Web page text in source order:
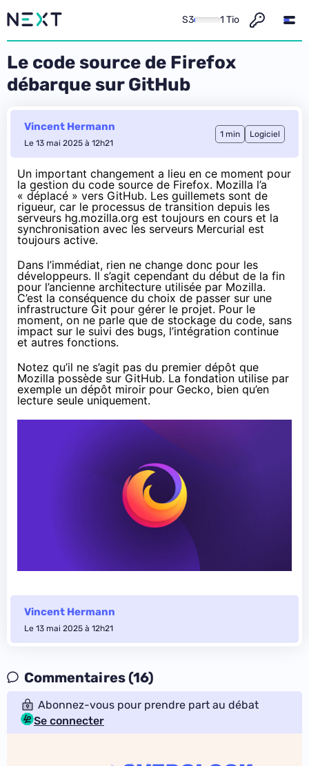
S3 1 Tio
Le code source de Firefox
débarque sur GitHub
Vincent Hermann
Le 13 mai 2025 à 12h21
1 min Logiciel
Un important changement a lieu en ce moment pour
la gestion du code source de Firefox. Mozilla l’a
« déplacé » vers GitHub. Les guillemets sont de
rigueur, car le processus de transition depuis les
serveurs hg.mozilla.org est toujours en cours et la
synchronisation avec les serveurs Mercurial est
toujours active.
Dans l’immédiat, rien ne change donc pour les
développeurs. Il s’agit cependant du début de la fin
pour l’ancienne architecture utilisée par Mozilla.
C’est la conséquence du choix de passer sur une
infrastructure Git pour gérer le projet. Pour le
moment, on ne parle que de stockage du code, sans
impact sur le suivi des bugs, l’intégration continue
et autres fonctions.
Notez qu’il ne s’agit pas du premier dépôt que
Mozilla possède sur GitHub. La fondation utilise par
exemple un dépôt miroir pour Gecko, bien qu’en
lecture seule uniquement.
Vincent Hermann
Le 13 mai 2025 à 12h21
Commentaires (16)
Abonnez-vous pour prendre part au débat
Se connecter